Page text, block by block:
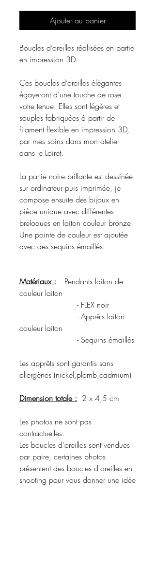
Ajouter au panier
Boucles d’oreilles réalisées en partie
en impression 3D.
Ces boucles d’oreilles élégantes
égayeront d’une touche de rose
votre tenue. Elles sont légères et
souples fabriquées à partir de
filament flexible en impression 3D,
par mes soins dans mon atelier
dans le Loiret.
La partie noire brillante est dessinée
sur ordinateur puis imprimée, je
compose ensuite des bijoux en
pièce unique avec différentes
breloques en laiton couleur bronze.
Une pointe de couleur est ajoutée
avec des sequins émaillés.
Matériaux : - Pendants laiton de
couleur laiton
- FLEX noir
- Apprêts laiton
couleur laiton
- Sequins émaillés
Les apprêts sont garantis sans
allergènes (nickel,plomb,cadmium)
Dimension totale : 2 x 4,5 cm
Les photos ne sont pas
contractuelles.
Les boucles d'oreilles sont vendues
par paire, certaines photos
présentent des boucles d'oreilles en
shooting pour vous donner une idée